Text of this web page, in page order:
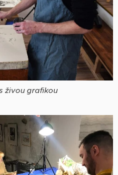
živou grafikou